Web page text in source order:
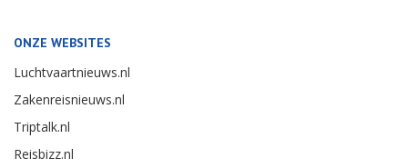
ONZE WEBSITES
Luchtvaartnieuws.nl
Zakenreisnieuws.nl
Triptalk.nl
Reisbizz.nl